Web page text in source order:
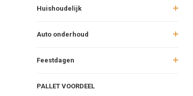
Huishoudelijk
Auto onderhoud
Feestdagen
PALLET VOORDEEL